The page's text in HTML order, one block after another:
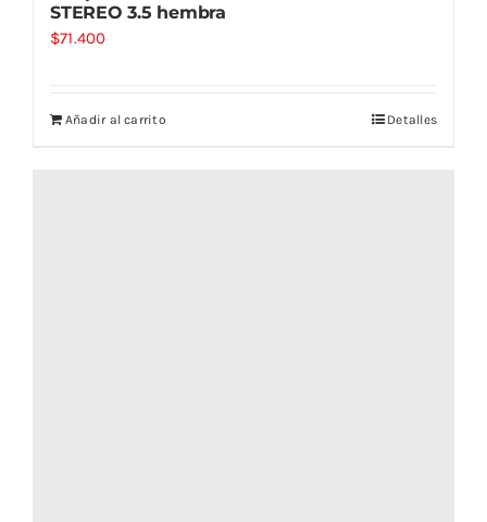
STEREO 3.5 hembra
$71.400
Añadir al carrito Detalles